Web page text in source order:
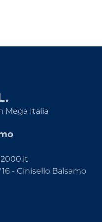
Mega Italia
- Cinisello Balsamo